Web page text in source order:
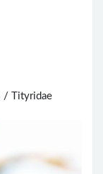
/ Tityridae